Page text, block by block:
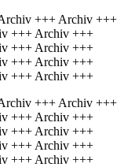
+++ Archiv +++
+++ Archiv +++
+++ Archiv +++
+++ Archiv +++
+++ Archiv +++
+++ Archiv +++
+++ Archiv +++
+++ Archiv +++
+++ Archiv +++
+++ Archiv +++